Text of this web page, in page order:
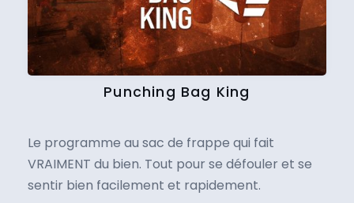
Punching Bag King
Le programme au sac de frappe qui fait
VRAIMENT du bien. Tout pour se défouler et se
sentir bien facilement et rapidement.